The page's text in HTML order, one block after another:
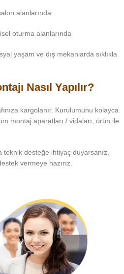
alanlarında
oturma alanlarında
yaşam ve dış mekanlarda sıklıkla
Nasıl Yapılır?
kargolanır. Kurulumunu kolayca
montaj aparatları / vidaları, ürün ile
teknik desteğe ihtiyaç duyarsanız,
vermeye hazırız.